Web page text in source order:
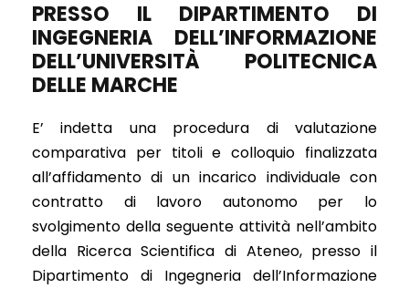
PRESSO IL DIPARTIMENTO DI
INGEGNERIA DELL’INFORMAZIONE
DELL’UNIVERSITÀ POLITECNICA
DELLE MARCHE
E’ indetta una procedura di valutazione
comparativa per titoli e colloquio finalizzata
all’affidamento di un incarico individuale con
contratto di lavoro autonomo per lo
svolgimento della seguente attività nell’ambito
della Ricerca Scientifica di Ateneo, presso il
Dipartimento di Ingegneria dell’Informazione